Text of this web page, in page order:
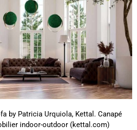
by Patricia Urquiola, Kettal. Canapé
indoor-outdoor (kettal.com)